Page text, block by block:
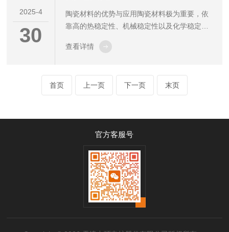
向炉内通入氮气、氩气、氢气等多种气体，精
确控制气氛成分，实现气体渗碳、碳氮共渗、
2025-4
30
陶瓷材料的优势与应用陶瓷材料极为重要，依
靠高的热稳定性、机械稳定性以及化学稳定
性原理方法的计算预测对于加快陶瓷材料的探
价值，同时，通过实验去证实相关预测的材料
特性也是关键所在。传统陶瓷烧结工艺短板传
到了限制作用。新型工艺及研发团队为突破上
查看详情
首页 上一页 下一页 末页
官方客服号